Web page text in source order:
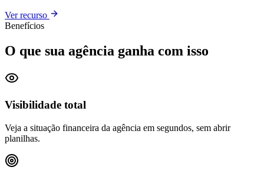
Ver recurso
Benefícios
O que sua agência ganha com isso
Visibilidade total
Veja a situação financeira da agência em segundos, sem abrir
planilhas.